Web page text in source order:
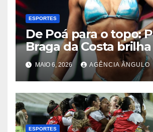
ESPORTES
De Poá para o topo:
Braga da Costa
fisiculturismo e
títulos em Santa
MAIO 6, 2026 AGÊNCIA ÂNGULO
ESPORTES